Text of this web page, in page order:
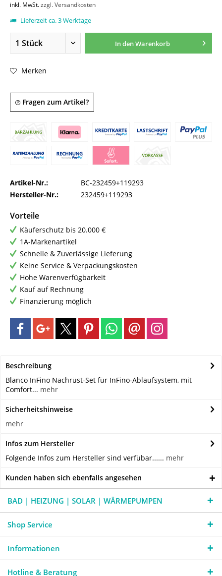
inkl. MwSt.zzgl. Versandkosten
Lieferzeit ca. 3 Werktage
In denWarenkorb
Merken
Fragen zum Artikel?
Artikel-Nr.:
BC-232459+119293
Hersteller-Nr.:
232459+119293
Vorteile
Käuferschutz bis 20.000 €
1A-Markenartikel
Schnelle & Zuverlässige Lieferung
Keine Service & Verpackungskosten
Hohe Warenverfügbarkeit
Kauf auf Rechnung
Finanzierung möglich
Beschreibung
Blanco InFino Nachrüst-Set für InFino-Ablaufsystem, mit
Comfort... mehr
Sicherheitshinweise
mehr
Infos zum Hersteller
Folgende Infos zum Hersteller sind verfübar...... mehr
Kunden haben sich ebenfalls angesehen
BAD | HEIZUNG | SOLAR | WÄRMEPUMPEN
Shop Service
Informationen
Hotline & Beratung